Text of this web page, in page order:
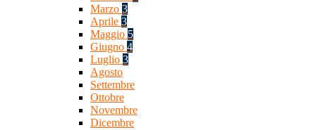
Marzo 3
Aprile 3
Maggio 5
Giugno 4
Luglio 3
Agosto
Settembre
Ottobre
Novembre
Dicembre